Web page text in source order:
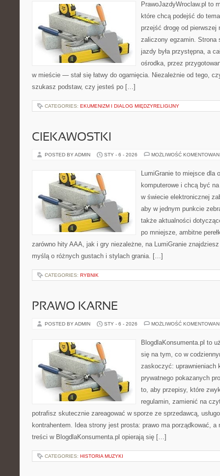
PrawoJazdyWroclaw.pl to
które chcą podejść do
przejść drogę od pierwszej
zaliczony egzamin. Strona
jazdy była przystępna, a
ośrodka, przez
w mieście — stał się łatwy do ogarnięcia. Niezależnie od tego,
szukasz podstaw, czy jesteś po […]
CATEGORIES: EKUMENIZM I DIALOG MIĘDZYRELIGIJNY
CIEKAWOSTKI
POSTED BY ADMIN STY - 6 - 2026 MOŻLIWOŚĆ
LumiGranie to miejsce dla
komputerowe i chcą być
w świecie elektronicznej
aby w jednym punkcie
także aktualności
po mniejsze, ambitne
zarówno hity AAA, jak i gry niezależne, na LumiGranie
myślą o różnych gustach i stylach grania. […]
CATEGORIES: RYBNIK
PRAWO KARNE
POSTED BY ADMIN STY - 6 - 2026 MOŻLIWOŚĆ
BlogdlaKonsumenta.pl to
się na tym, co w
zaskoczyć: uprawnieniach
prywatnego pokazanych
to, aby przepisy, które
regulamin, zamienić na
potrafisz skutecznie zareagować w sporze ze sprzedawcą,
kontrahentem. Idea strony jest prosta: prawo ma porządkować, a
treści w BlogdlaKonsumenta.pl opierają się […]
CATEGORIES: HISTORIA MUZYKI